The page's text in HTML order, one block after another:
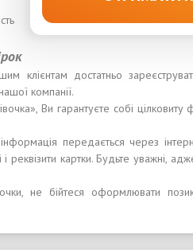
клієнтам достатньо
компанії.
Ви гарантуєте собі цілковиту
передається через
картки. Будьте уважні,
не бійтеся оформлювати